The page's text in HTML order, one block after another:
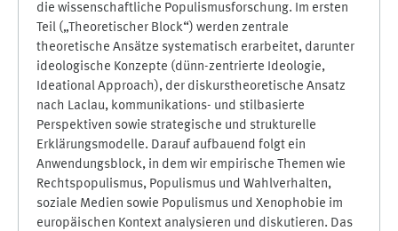
die wissenschaftliche Populismusforschung. Im ersten
Teil („Theoretischer Block“) werden zentrale
theoretische Ansätze systematisch erarbeitet, darunter
ideologische Konzepte (dünn-zentrierte Ideologie,
Ideational Approach), der diskurstheoretische Ansatz
nach Laclau, kommunikations- und stilbasierte
Perspektiven sowie strategische und strukturelle
Erklärungsmodelle. Darauf aufbauend folgt ein
Anwendungsblock, in dem wir empirische Themen wie
Rechtspopulismus, Populismus und Wahlverhalten,
soziale Medien sowie Populismus und Xenophobie im
europäischen Kontext analysieren und diskutieren. Das